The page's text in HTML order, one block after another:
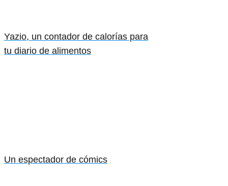
Yazio, un contador de calorías para
tu diario de alimentos
Un espectador de cómics